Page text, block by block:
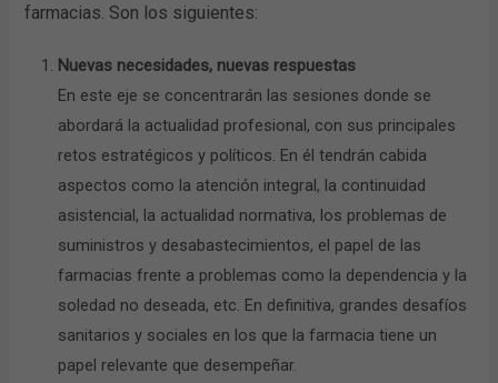
farmacias. Son los siguientes:
Nuevas necesidades, nuevas respuestas
En este eje se concentrarán las sesiones donde se
abordará la actualidad profesional, con sus principales
retos estratégicos y políticos. En él tendrán cabida
aspectos como la atención integral, la continuidad
asistencial, la actualidad normativa, los problemas de
suministros y desabastecimientos, el papel de las
farmacias frente a problemas como la dependencia y la
soledad no deseada, etc. En definitiva, grandes desafíos
sanitarios y sociales en los que la farmacia tiene un
papel relevante que desempeñar.